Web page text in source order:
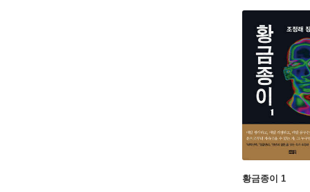
『아리랑
로 옮겨
과 승리
『한강』
굽어보
까지, 세
지를 채
황금종이 1